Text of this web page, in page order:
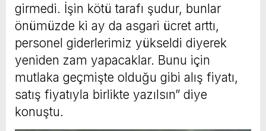
girmedi. İşin kötü tarafı şudur, bunlar
önümüzde ki ay da asgari ücret arttı,
personel giderlerimiz yükseldi diyerek
yeniden zam yapacaklar. Bunu için
mutlaka geçmişte olduğu gibi alış fiyatı,
satış fiyatıyla birlikte yazılsın” diye
konuştu.